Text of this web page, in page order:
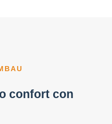
confort con